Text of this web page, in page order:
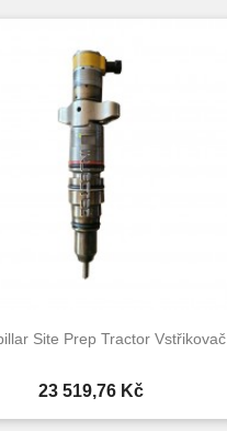
Site Prep Tractor Vstřikovač
Cena
23 519,76 Kč
Rychlý náhled